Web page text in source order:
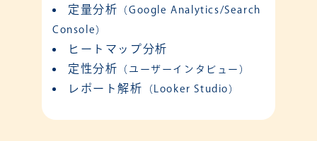
定量分析
（Google Analytics/Search
Console）
ヒートマップ分析
定性分析
（ユーザーインタビュー）
レポート解析 （Looker Studio）